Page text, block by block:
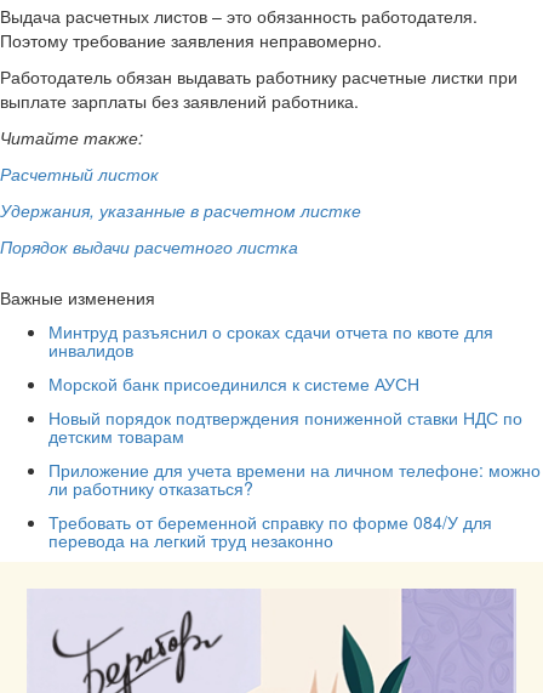
Выдача расчетных листов – это обязанность работодателя.
Поэтому требование заявления неправомерно.
Работодатель обязан выдавать работнику расчетные листки при
выплате зарплаты без заявлений работника.
Читайте также:
Расчетный листок
Удержания, указанные в расчетном листке
Порядок выдачи расчетного листка
Важные изменения
Минтруд разъяснил о сроках сдачи отчета по квоте для
инвалидов
Морской банк присоединился к системе АУСН
Новый порядок подтверждения пониженной ставки НДС по
детским товарам
Приложение для учета времени на личном телефоне: можно
ли работнику отказаться?
Требовать от беременной справку по форме 084/У для
перевода на легкий труд незаконно